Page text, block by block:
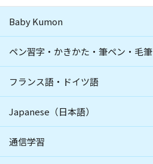
Baby Kumon
ペン習字・かきかた・筆ペン・毛筆
フランス語・ドイツ語
Japanese（日本語）
通信学習